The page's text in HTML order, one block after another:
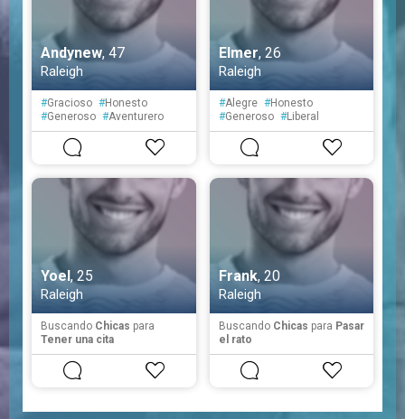
Andynew, 47
Raleigh
#Gracioso #Honesto
#Generoso #Aventurero
#Organizado #Tolerante
Educado
Elmer, 26
Raleigh
#Alegre #Honesto
#Generoso #Liberal
#Tranquilo #Solitario
Reservado
Yoel, 25
Raleigh
Buscando Chicas para
Tener una cita
Frank, 20
Raleigh
Buscando Chicas para Pasar
el rato